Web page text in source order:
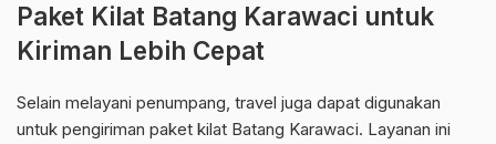
Paket Kilat Batang Karawaci untuk
Kiriman Lebih Cepat
Selain melayani penumpang, travel juga dapat digunakan
untuk pengiriman paket kilat Batang Karawaci. Layanan ini